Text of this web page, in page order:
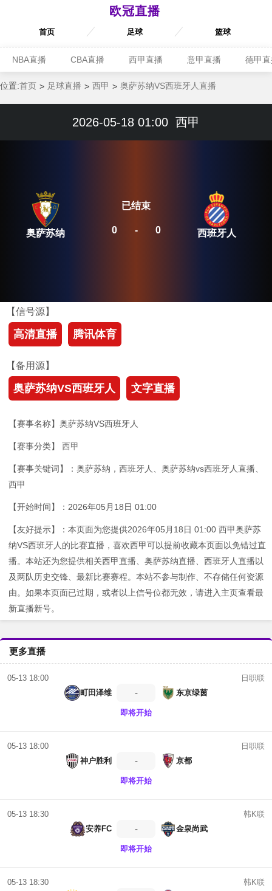
欧冠直播
首页 足球 篮球
NBA直播 CBA直播 西甲直播 意甲直播 德甲
位置:首页 足球直播 西甲 奥萨苏纳VS西班牙人直播
2026-05-18 01:00 西甲
奥萨苏纳 0 - 0
已结束
西班牙人
【信号源】
高清直播 腾讯体育
【备用源】
奥萨苏纳VS西班牙人 文字直播
【赛事名称】奥萨苏纳VS西班牙人
【赛事分类】 西甲
【赛事关键词】：奥萨苏纳，西班牙人、奥萨苏纳vs西班牙人直播、
西甲
【开始时间】：2026年05月18日 01:00
【友好提示】：本页面为您提供2026年05月18日 01:00 西甲奥萨苏
纳VS西班牙人的比赛直播，喜欢西甲可以提前收藏本页面以免错过直
播。本站还为您提供相关西甲直播、奥萨苏纳直播、西班牙人直播以
及两队历史交锋、最新比赛赛程。本站不参与制作、不存储任何资源
由。如果本页面已过期，或者以上信号位都无效，请进入主页查看最
新直播新号。
更多直播
05-13 18:00
日职联
町田泽维
- 东京绿茵
即将开始
05-13 18:00
日职联
神户胜利
- 京都
即将开始
05-13 18:30
韩K联
安养FC
- 金泉尚武
即将开始
05-13 18:30
韩K联